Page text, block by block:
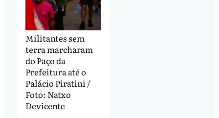
Militantes sem
terra marcharam
do Paço da
Prefeitura até o
Palácio Piratini /
Foto: Natxo
Devicente